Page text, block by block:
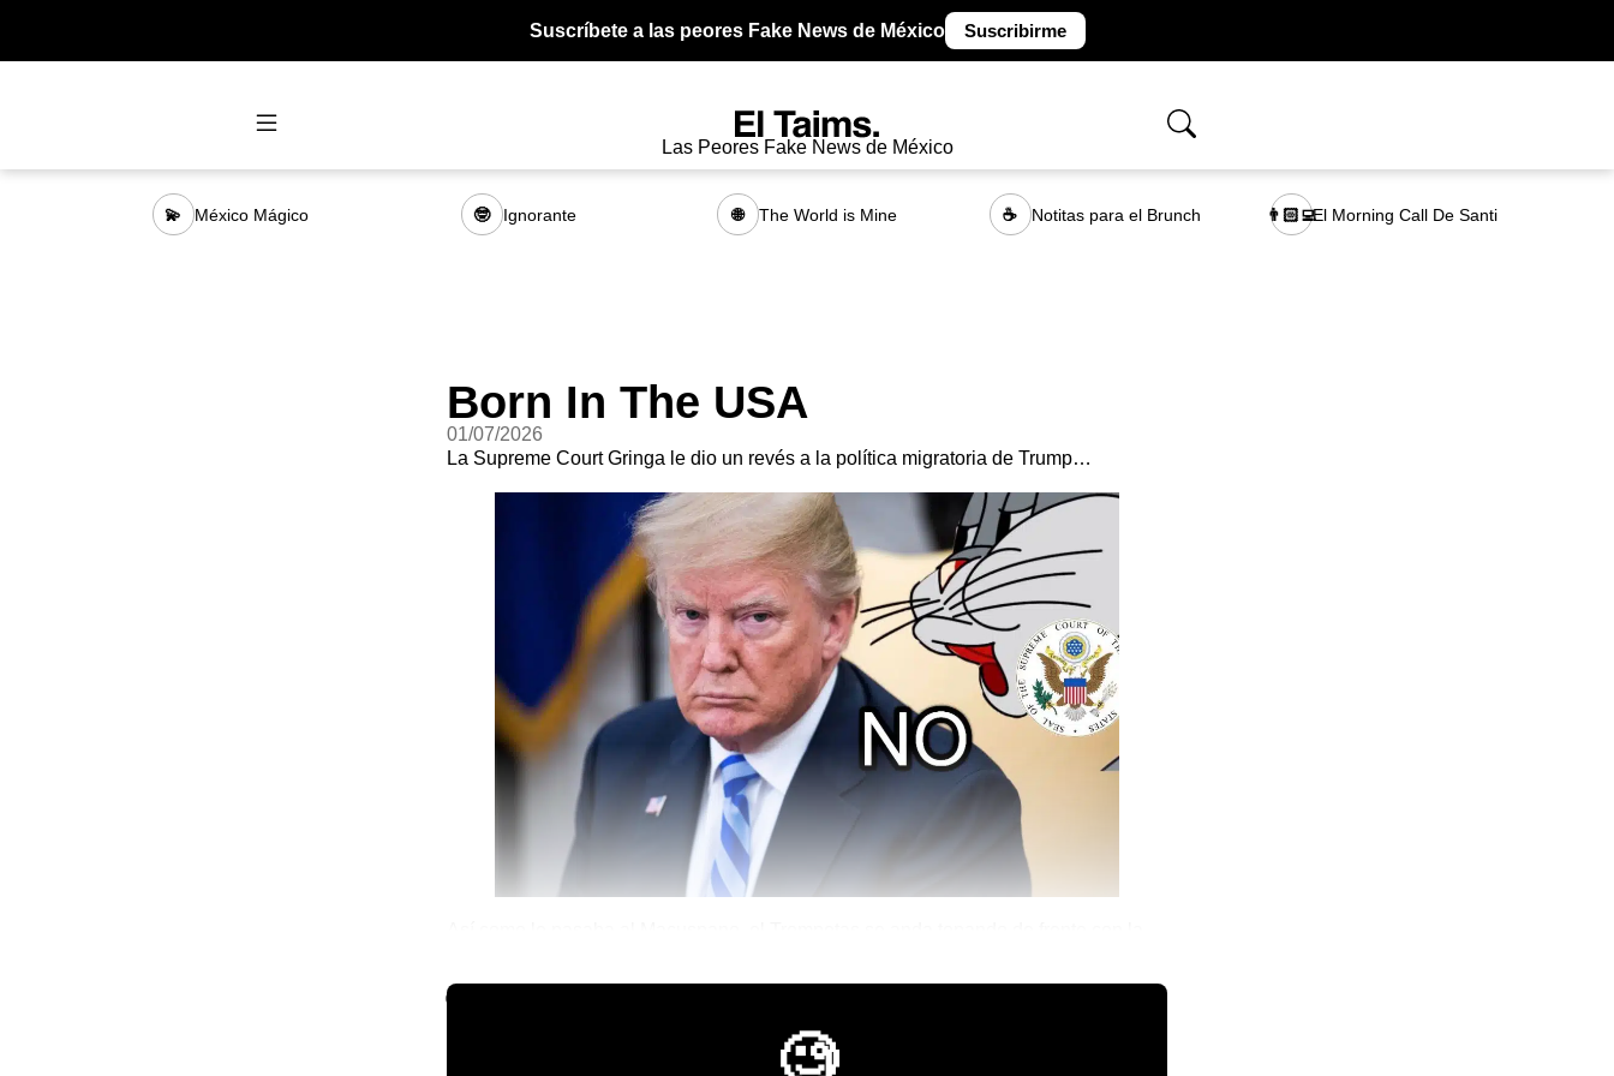
Suscríbete a las peores Fake News de México Suscribirme
Las Peores Fake News de México
💫 México Mágico 🤓 Ignorante 🌐 The World is Mine ☕ Notitas para el Brunch 👨🏻‍💻El Morning Call De Santi
Born In The USA
01/07/2026
La Supreme Court Gringa le dio un revés a la política migratoria de Trump…
🧐